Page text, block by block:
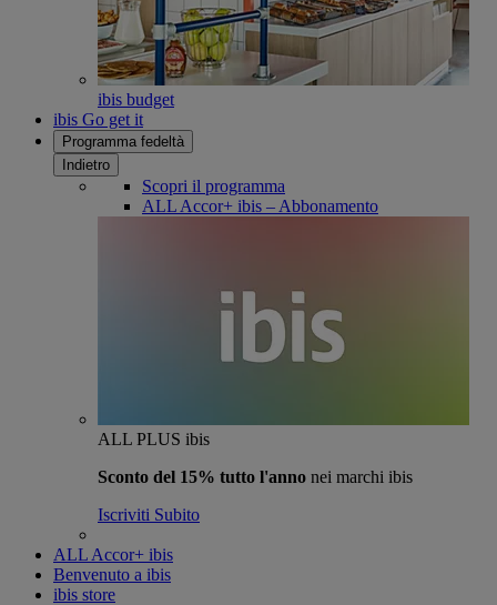
ibis budget
ibis Go get it
Programma fedeltà
Indietro
Scopri il programma
ALL Accor+ ibis – Abbonamento
ALL PLUS ibis
Sconto del 15% tutto l'anno nei marchi ibis
Iscriviti Subito
ALL Accor+ ibis
Benvenuto a ibis
ibis store